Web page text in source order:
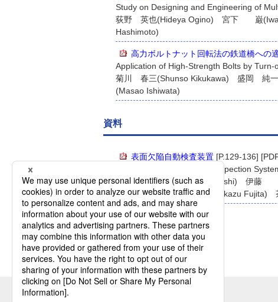
Study on Designing and Engineering of
荻野 英也(Hideya Ogino) 宮下 巌
Hashimoto)
高力ボルトナット回転法の鉄道橋への
Application of High-Strength Bolts by
菊川 春三(Shunso Kikukawa) 盛岡 純
(Masao Ishiwata)
資料
表面欠陥自動検査装置 [P.129-136]
Automatic Surface Defect Inspection
若林 浩一(Koichi Wakabayashi) 伊藤
Mashino) 藤田 正和(Masakazu Fujita)